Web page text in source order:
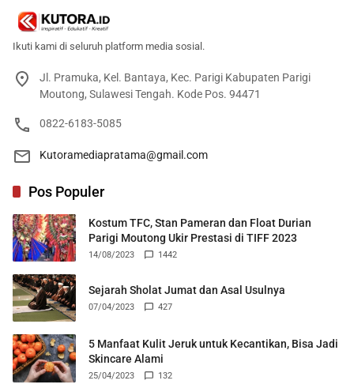
Ikuti kami di seluruh platform media sosial.
Jl. Pramuka, Kel. Bantaya, Kec. Parigi Kabupaten Parigi
Moutong, Sulawesi Tengah. Kode Pos. 94471
0822-6183-5085
Kutoramediapratama@gmail.com
Pos Populer
Kostum TFC, Stan Pameran dan Float Durian
Parigi Moutong Ukir Prestasi di TIFF 2023
14/08/2023 1442
Sejarah Sholat Jumat dan Asal Usulnya
07/04/2023 427
5 Manfaat Kulit Jeruk untuk Kecantikan, Bisa Jadi
Skincare Alami
25/04/2023 132